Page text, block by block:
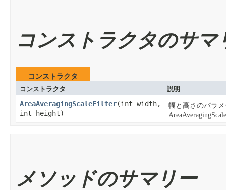
コンストラクタのサマ
コンストラクタ
コンストラクタ
説明
AreaAveragingScaleFilter​(int width,
int height)
幅と高さのパラ
メソッドのサマリー